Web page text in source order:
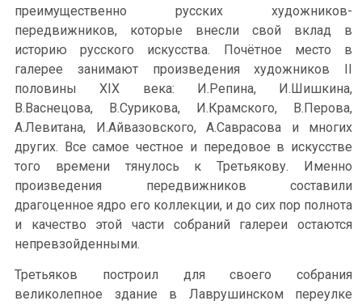
преимущественно русских художников-
передвижников, которые внесли свой вклад в
историю русского искусства. Почётное место в
галерее занимают произведения художников II
половины XIX века: И.Репина, И.Шишкина,
В.Васнецова, В.Сурикова, И.Крамского, В.Перова,
А.Левитана, И.Айвазовского, А.Саврасова и многих
других. Все самое честное и передовое в искусстве
того времени тянулось к Третьякову. Именно
произведения передвижников составили
драгоценное ядро его коллекции, и до сих пор полнота
и качество этой части собраний галереи остаются
непревзойденными.
Третьяков построил для своего собрания
великолепное здание в Лаврушинском переулке